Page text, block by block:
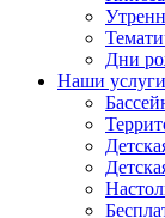
Дни
Наши услуги